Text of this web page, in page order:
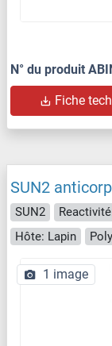
N° du produit
Fiche
SUN2
SUN2
Hôte: Lapin
1 image